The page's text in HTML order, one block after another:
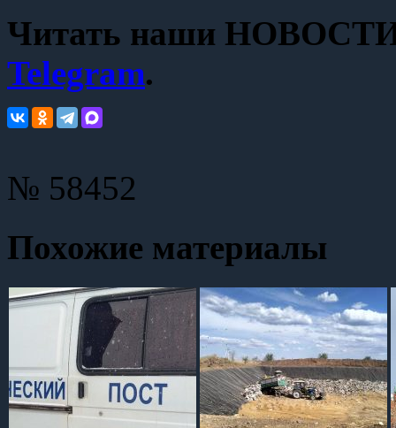
Читать наши НОВОСТИ
Telegram.
№ 58452
Похожие материалы